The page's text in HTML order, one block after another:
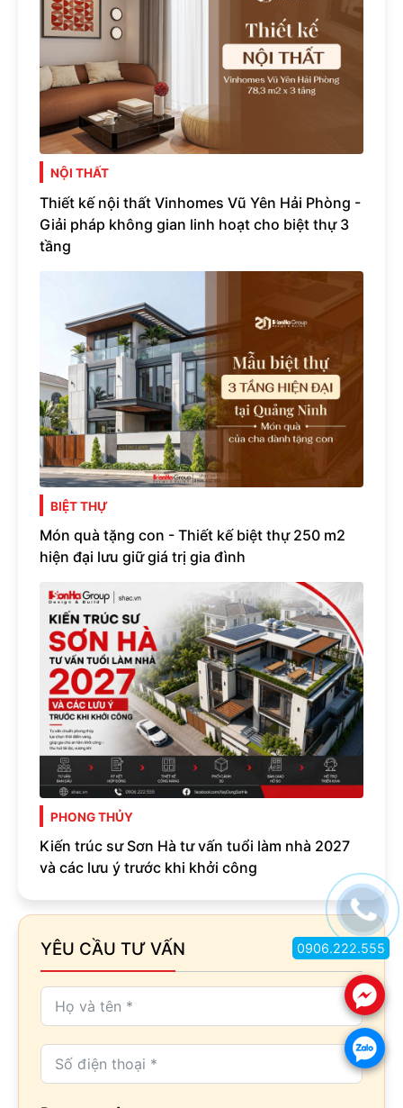
NỘI THẤT
Thiết kế nội thất Vinhomes Vũ Yên Hải Phòng -
Giải pháp không gian linh hoạt cho biệt thự 3
tầng
BIỆT THỰ
Món quà tặng con - Thiết kế biệt thự 250 m2
hiện đại lưu giữ giá trị gia đình
PHONG THỦY
Kiến trúc sư Sơn Hà tư vấn tuổi làm nhà 2027
và các lưu ý trước khi khởi công
YÊU CẦU TƯ VẤN
.
.
0906.222.555